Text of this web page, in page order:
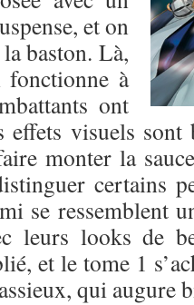
et on
baston. Là,
fonctionne à
ont
effets visuels sont
monter la
certains
se ressemblent
leurs looks de
et le tome 1
qui augure